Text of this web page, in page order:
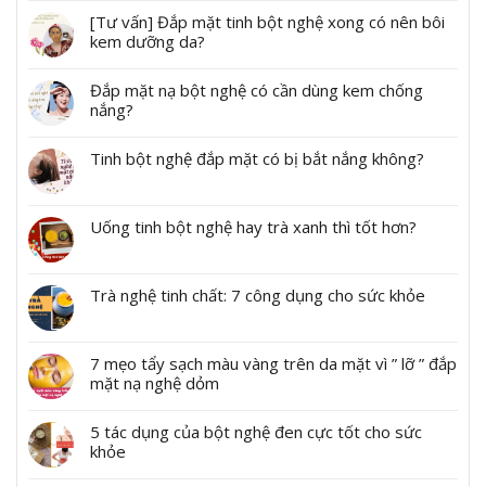
[Tư vấn] Đắp mặt tinh bột nghệ xong có nên bôi
kem dưỡng da?
Đắp mặt nạ bột nghệ có cần dùng kem chống
nắng?
Tinh bột nghệ đắp mặt có bị bắt nắng không?
Uống tinh bột nghệ hay trà xanh thì tốt hơn?
Trà nghệ tinh chất: 7 công dụng cho sức khỏe
7 mẹo tẩy sạch màu vàng trên da mặt vì ” lỡ ” đắp
mặt nạ nghệ dỏm
5 tác dụng của bột nghệ đen cực tốt cho sức
khỏe